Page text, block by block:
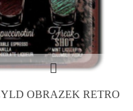
OBRAZEK RETRO